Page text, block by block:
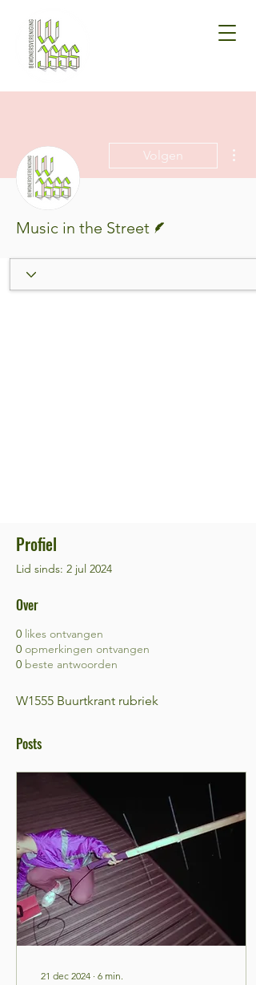
Volgen
Music in the Street
Profiel
Lid sinds: 2 jul 2024
Over
0 likes ontvangen
0 opmerkingen ontvangen
0 beste antwoorden
W1555 Buurtkrant rubriek
Posts
21 dec 2024 ∙ 6 min.